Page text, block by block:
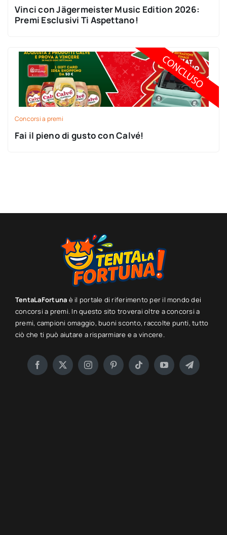
Vinci con Jägermeister Music Edition 2026:
Premi Esclusivi Ti Aspettano!
Concorsi a premi
Fai il pieno di gusto con Calvé!
TentaLaFortuna è il portale di riferimento per il mondo dei
concorsi a premi. In questo sito troverai oltre a concorsi a
premi, campioni omaggio, buoni sconto, raccolte punti, tutto
ciò che ti può aiutare a risparmiare e a vincere.